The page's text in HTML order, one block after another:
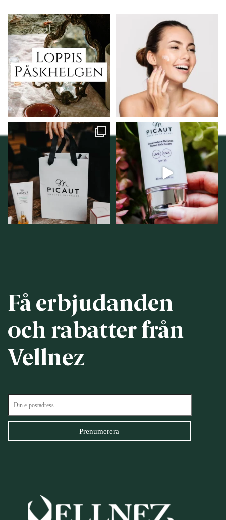
Vi skall ha loppis!
I Vellnez anda;...
6 0
Behandlingserbjudande
februari-mars!
Vi...
0
Vellnez – din
samlingsplats för
personlig handel i
12 0
Njut av solens härliga
strålar men skydda dig...
12 1
Få erbjudanden
och rabatter från
Vellnez